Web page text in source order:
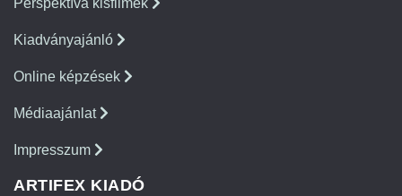
Kiadványajánló
Online képzések
Médiaajánlat
Impresszum
ARTIFEX KIADÓ